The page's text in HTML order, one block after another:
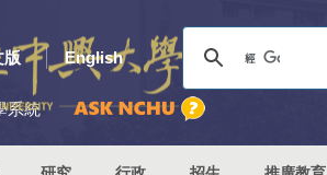
版 English
系統